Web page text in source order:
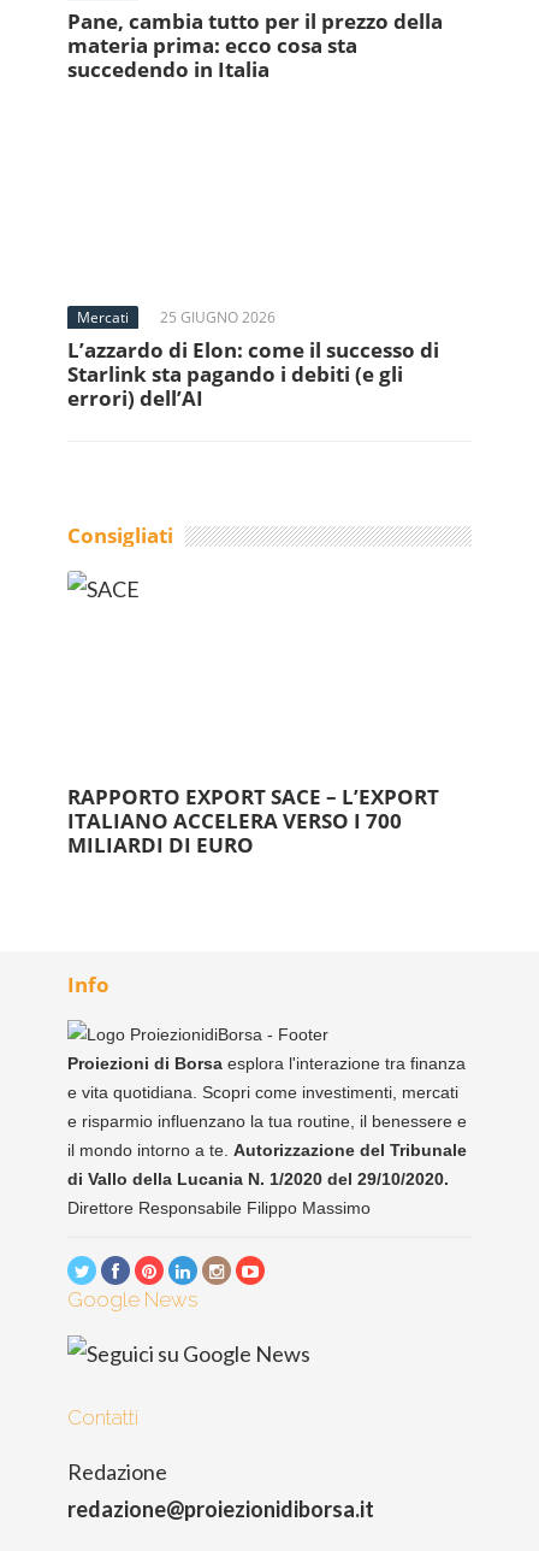
Pane, cambia tutto per il prezzo della
materia prima: ecco cosa sta
succedendo in Italia
Mercati 25 GIUGNO 2026
L’azzardo di Elon: come il successo di
Starlink sta pagando i debiti (e gli
errori) dell’AI
Consigliati
RAPPORTO EXPORT SACE – L’EXPORT
ITALIANO ACCELERA VERSO I 700
MILIARDI DI EURO
Info
Proiezioni di Borsa esplora l'interazione tra finanza
e vita quotidiana. Scopri come investimenti, mercati
e risparmio influenzano la tua routine, il benessere e
il mondo intorno a te. Autorizzazione del Tribunale
di Vallo della Lucania N. 1/2020 del 29/10/2020.
Direttore Responsabile Filippo Massimo
Google News
Contatti
Redazione
redazione@proiezionidiborsa.it